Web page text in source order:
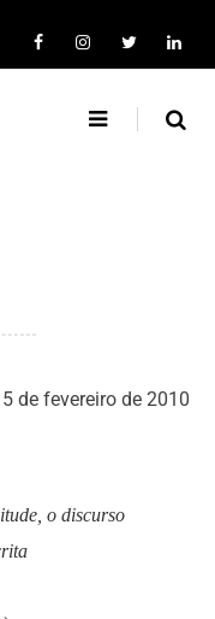
de fevereiro de 2010
o discurso